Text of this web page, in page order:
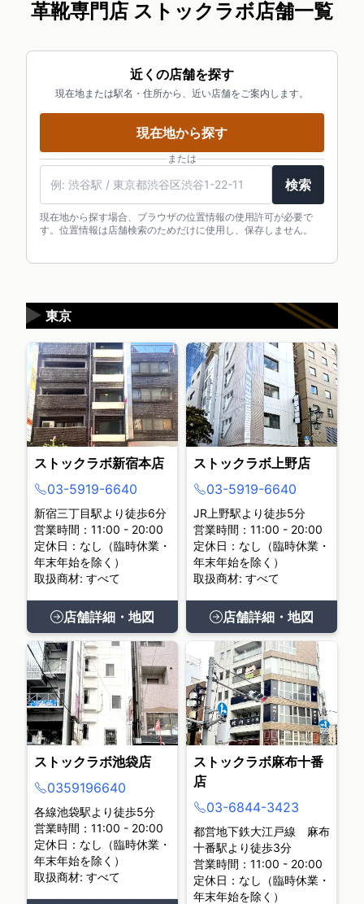
革靴専門店 ストックラボ店舗一覧
近くの店舗を探す
現在地または駅名・住所から、近い店舗をご案内します。
現在地から探す
または
検索
現在地から探す場合、ブラウザの位置情報の使用許可が必要で
す。位置情報は店舗検索のためだけに使用し、保存しません。
東京
▶
ストックラボ新宿本店
03-5919-6640
新宿三丁目駅より徒歩6分
営業時間：11:00 - 20:00
定休日：なし（臨時休業・
年末年始を除く）
取扱商材: すべて
店舗詳細・地図
ストックラボ上野店
03-5919-6640
JR上野駅より徒歩5分
営業時間：11:00 - 20:00
定休日：なし（臨時休業・
年末年始を除く）
取扱商材: すべて
店舗詳細・地図
ストックラボ池袋店
0359196640
各線池袋駅より徒歩5分
営業時間：11:00 - 20:00
定休日：なし（臨時休業・
年末年始を除く）
取扱商材: すべて
ストックラボ麻布十番
店
03-6844-3423
都営地下鉄大江戸線 麻布
十番駅より徒歩3分
営業時間：11:00 - 20:00
定休日：なし（臨時休業・
年末年始を除く）